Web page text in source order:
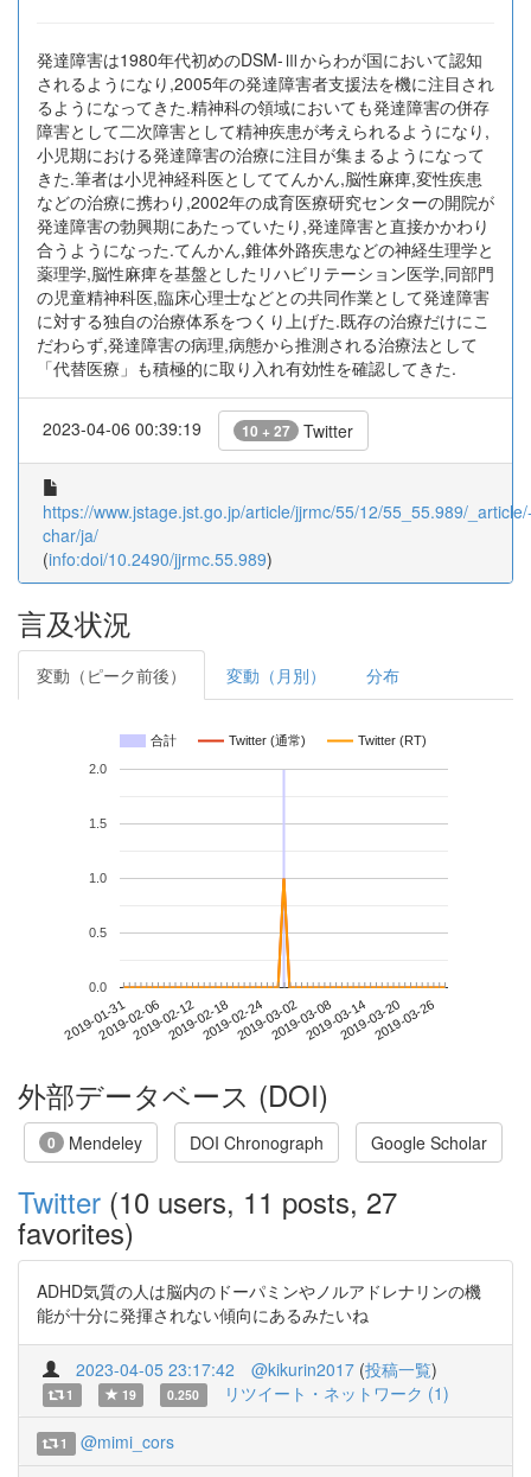
発達障害は1980年代初めのDSM-Ⅲからわが国において認知
されるようになり,2005年の発達障害者支援法を機に注目され
るようになってきた.精神科の領域においても発達障害の併存
障害として二次障害として精神疾患が考えられるようになり,
小児期における発達障害の治療に注目が集まるようになって
きた.筆者は小児神経科医としててんかん,脳性麻痺,変性疾患
などの治療に携わり,2002年の成育医療研究センターの開院が
発達障害の勃興期にあたっていたり,発達障害と直接かかわり
合うようになった.てんかん,錐体外路疾患などの神経生理学と
薬理学,脳性麻痺を基盤としたリハビリテーション医学,同部門
の児童精神科医,臨床心理士などとの共同作業として発達障害
に対する独自の治療体系をつくり上げた.既存の治療だけにこ
だわらず,発達障害の病理,病態から推測される治療法として
「代替医療」も積極的に取り入れ有効性を確認してきた.
2023-04-06 00:39:19 10 + 27 Twitter
https://www.jstage.jst.go.jp/article/jjrmc/55/12/55_55.989/
char/ja/
(info:doi/10.2490/jjrmc.55.989)
言及状況
変動（ピーク前後） 変動（月別） 分布
合計 Twitter (通常) Twitter (RT)
2019-01-312019-02-062019-02-122019-02-182019-02-242019-03-022019-03-082019-03-142019-03-202019-03-26
0.0
0.5
1.0
1.5
2.0
外部データベース (DOI)
0 Mendeley DOI Chronograph Google Scholar
Twitter (10 users, 11 posts, 27
favorites)
ADHD気質の人は脳内のドーパミンやノルアドレナリンの機
能が十分に発揮されない傾向にあるみたいね
2023-04-05 23:17:42 @kikurin2017 (投稿一覧)
1 19 0.250 リツイート・ネットワーク (1)
1 @mimi_cors